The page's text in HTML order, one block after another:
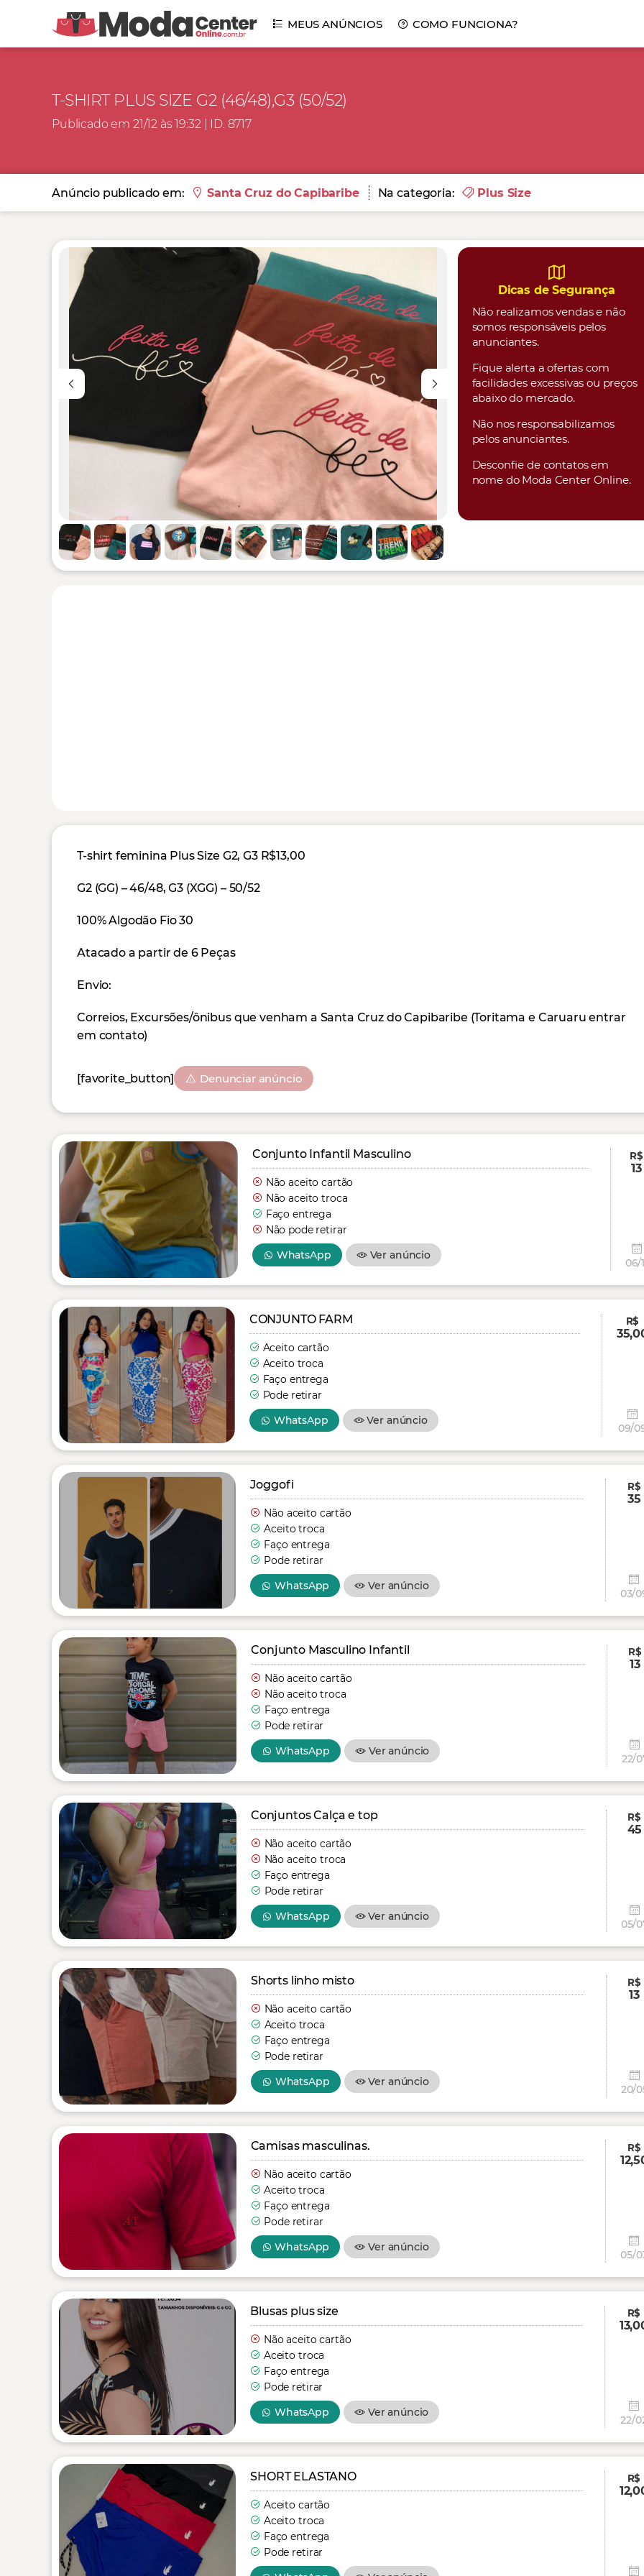
MEUS ANÚNCIOS COMO FUNCIONA?
T-SHIRT PLUS SIZE G2 (46/48),G3 (50/52)
Publicado em 21/12 às 19:32 | ID. 8717
Anúncio publicado em: Santa Cruz do Capibaribe Na categoria: Plus Size
Dicas de Segurança
Não realizamos vendas e não
somos responsáveis pelos
anunciantes.
Fique alerta a ofertas com
facilidades excessivas ou preços
abaixo do mercado.
Não nos responsabilizamos
pelos anunciantes.
Desconfie de contatos em
nome do Moda Center Online.
T-shirt feminina Plus Size G2, G3 R$13,00
G2 (GG) – 46/48, G3 (XGG) – 50/52
100% Algodão Fio 30
Atacado a partir de 6 Peças
Envio:
Correios, Excursões/ônibus que venham a Santa Cruz do Capibaribe (Toritama e Caruaru entrar
em contato)
[favorite_button] Denunciar anúncio
Conjunto Infantil Masculino
Não aceito cartão
Não aceito troca
Faço entrega
Não pode retirar
WhatsApp
Ver anúncio
R$
13
06/
CONJUNTO FARM
Aceito cartão
Aceito troca
Faço entrega
Pode retirar
WhatsApp
Ver anúncio
R$
09/
Joggofi
Não aceito cartão
Aceito troca
Faço entrega
Pode retirar
WhatsApp
Ver anúncio
R$
35
03/
Conjunto Masculino Infantil
Não aceito cartão
Não aceito troca
Faço entrega
Pode retirar
WhatsApp
Ver anúncio
R$
13
22/
Conjuntos Calça e top
Não aceito cartão
Não aceito troca
Faço entrega
Pode retirar
WhatsApp
Ver anúncio
R$
45
05/
Shorts linho misto
Não aceito cartão
Aceito troca
Faço entrega
Pode retirar
WhatsApp
Ver anúncio
R$
13
20/
Camisas masculinas.
Não aceito cartão
Aceito troca
Faço entrega
Pode retirar
WhatsApp
Ver anúncio
R$
05/
Blusas plus size
Não aceito cartão
Aceito troca
Faço entrega
Pode retirar
WhatsApp
Ver anúncio
R$
22/
SHORT ELASTANO
Aceito cartão
Aceito troca
Faço entrega
Pode retirar
R$